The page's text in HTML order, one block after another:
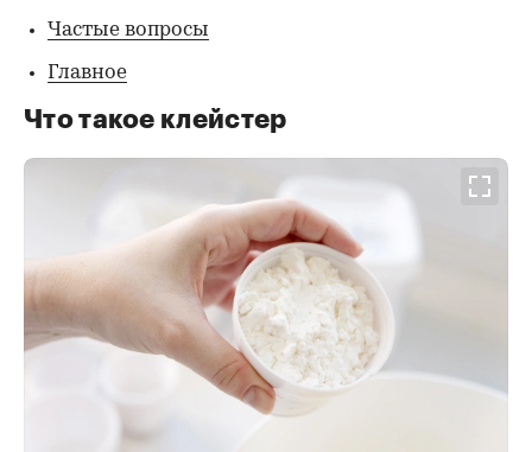
Частые вопросы
Главное
Что такое клейстер